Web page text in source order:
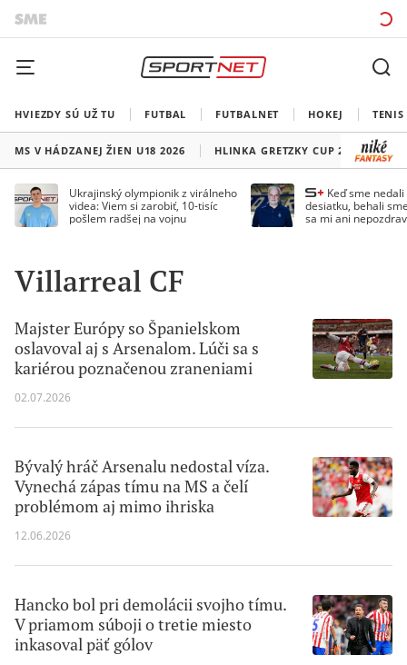
HVIEZDY SÚ UŽ TU FUTBAL FUTBALNET HOKEJ TENIS
MS V HÁDZANEJ ŽIEN U18 2026 HLINKA GRETZKY CUP 2026
Ukrajinský olympionik z virálneho
videa: Viem si zarobiť, 10-tisíc
pošlem radšej na vojnu
Keď sme
desiatku, behali
sa mi ani
Villarreal CF
Majster Európy so Španielskom
oslavoval aj s Arsenalom. Lúči sa s
kariérou poznačenou zraneniami
02.07.2026
Bývalý hráč Arsenalu nedostal víza.
Vynechá zápas tímu na MS a čelí
problémom aj mimo ihriska
12.06.2026
Hancko bol pri demolácii svojho tímu.
V priamom súboji o tretie miesto
inkasoval päť gólov